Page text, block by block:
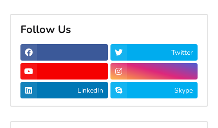
Follow Us
Twitter
LinkedIn Skype